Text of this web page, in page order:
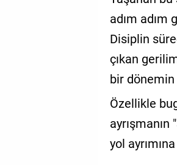
adım adım
Disiplin
çıkan
bir dönemin
Özellikle
yol